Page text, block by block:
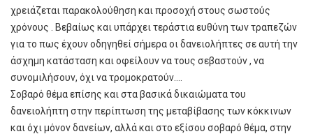
χρειάζεται παρακολούθηση και προσοχή στους σωστούς
χρόνους . Βεβαίως και υπάρχει τεράστια ευθύνη των τραπεζών
για το πως έχουν οδηγηθεί σήμερα οι δανειολήπτες σε αυτή την
άσχημη κατάσταση και οφείλουν να τους σεβαστούν , να
συνομιλήσουν, όχι να τρομοκρατούν….
Σοβαρό θέμα επίσης και στα βασικά δικαιώματα του
δανειολήπτη στην περίπτωση της μεταβίβασης των κόκκινων
και όχι μόνον δανείων, αλλά και στο εξίσου σοβαρό θέμα, στην